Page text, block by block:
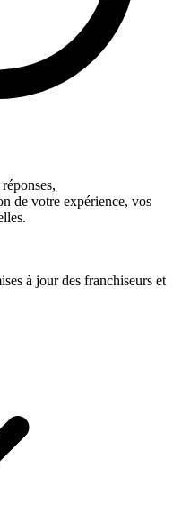
de votre expérience, vos
à jour des franchiseurs et